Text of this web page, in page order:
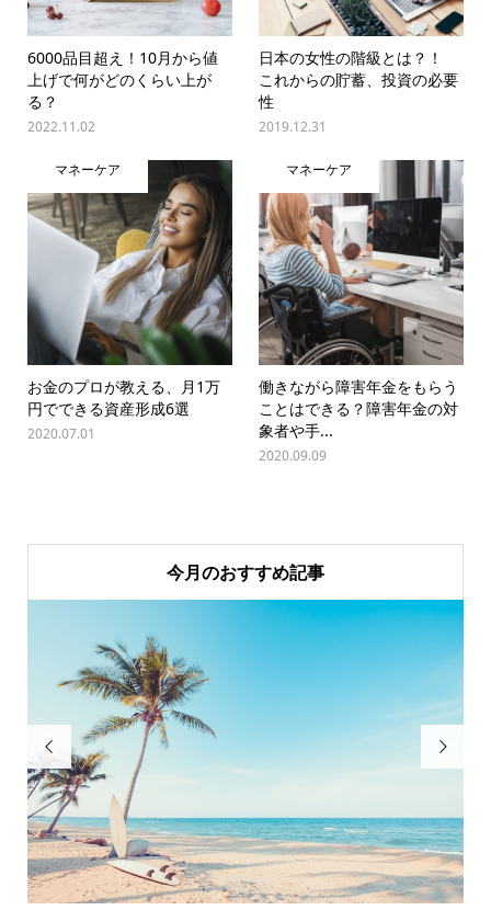
6000品目超え！10月から値
上げで何がどのくらい上が
る？
2022.11.02
日本の女性の階級とは？！
これからの貯蓄、投資の必要
性
2019.12.31
マネーケア
お金のプロが教える、月1万
円でできる資産形成6選
2020.07.01
マネーケア
働きながら障害年金をもらう
ことはできる？障害年金の対
象者や手...
2020.09.09
今月のおすすめ記事
 